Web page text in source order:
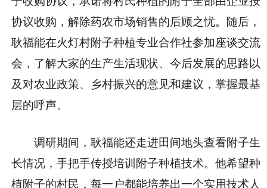
协议收购，解除药农市场销售的后顾之忧。随后，
耿福能在火灯村附子种植专业合作社参加座谈交流
会，了解大家的生产生活现状、今后发展的思路以
及对农业政策、乡村振兴的意见和建议，掌握最基
层的呼声。
调研期间，耿福能还走进田间地头查看附子生
长情况，手把手传授培训附子种植技术。他希望种
植附子的村民，每一户都能培养出一个实用技术人